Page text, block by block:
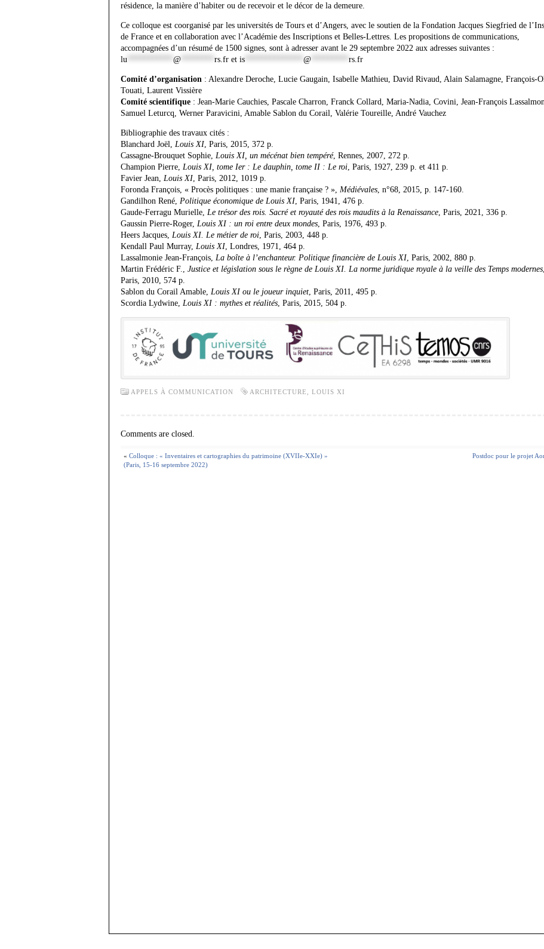
résidence, la manière d’habiter ou de recevoir et le décor de la demeure.
Ce colloque est coorganisé par les universités de Tours et d’Angers, avec le soutien de la Fondation Jacques Siegfried de
de France et en collaboration avec l’Académie des Inscriptions et Belles-Lettres. Les propositions de communications,
accompagnées d’un résumé de 1500 signes, sont à adresser avant le 29 septembre 2022 aux adresses suivantes :
lu
@ rs.fr et is @ rs.fr
Comité d’organisation : Alexandre Deroche, Lucie Gaugain, Isabelle Mathieu, David Rivaud, Alain Salamagne, François-
Touati, Laurent Vissière
Comité scientifique : Jean-Marie Cauchies, Pascale Charron, Franck Collard, Maria-Nadia, Covini, Jean-François
Samuel Leturcq, Werner Paravicini, Amable Sablon du Corail, Valérie Toureille, André Vauchez
Bibliographie des travaux cités :
Blanchard Joël, Louis XI, Paris, 2015, 372 p.
Cassagne-Brouquet Sophie, Louis XI, un mécénat bien tempéré, Rennes, 2007, 272 p.
Champion Pierre, Louis XI, tome Ier : Le dauphin, tome II : Le roi, Paris, 1927, 239 p. et 411 p.
Favier Jean, Louis XI, Paris, 2012, 1019 p.
Foronda François, « Procès politiques : une manie française ? », Médiévales, n°68, 2015, p. 147-160.
Gandilhon René, Politique économique de Louis XI, Paris, 1941, 476 p.
Gaude-Ferragu Murielle, Le trésor des rois. Sacré et royauté des rois maudits à la Renaissance, Paris, 2021, 336 p.
Gaussin Pierre-Roger, Louis XI : un roi entre deux mondes, Paris, 1976, 493 p.
Heers Jacques, Louis XI. Le métier de roi, Paris, 2003, 448 p.
Kendall Paul Murray, Louis XI, Londres, 1971, 464 p.
Lassalmonie Jean-François, La boîte à l’enchanteur. Politique financière de Louis XI, Paris, 2002, 880 p.
Martin Frédéric F., Justice et législation sous le règne de Louis XI. La norme juridique royale à la veille des Temps modernes,
Paris, 2010, 574 p.
Sablon du Corail Amable, Louis XI ou le joueur inquiet, Paris, 2011, 495 p.
Scordia Lydwine, Louis XI : mythes et réalités, Paris, 2015, 504 p.
APPELS À COMMUNICATION ARCHITECTURE LOUIS XI
Comments are closed.
« Colloque : « Inventaires et cartographies du patrimoine (XVIIe-XXIe) »
(Paris, 15-16 septembre 2022)
Postdoc pour le projet